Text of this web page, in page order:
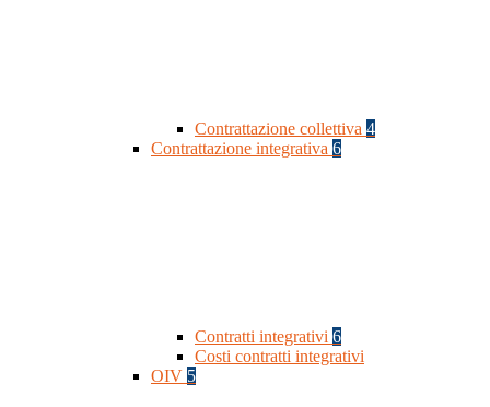
Contrattazione collettiva 4
Contrattazione integrativa 6
Contratti integrativi 6
Costi contratti integrativi
OIV 5